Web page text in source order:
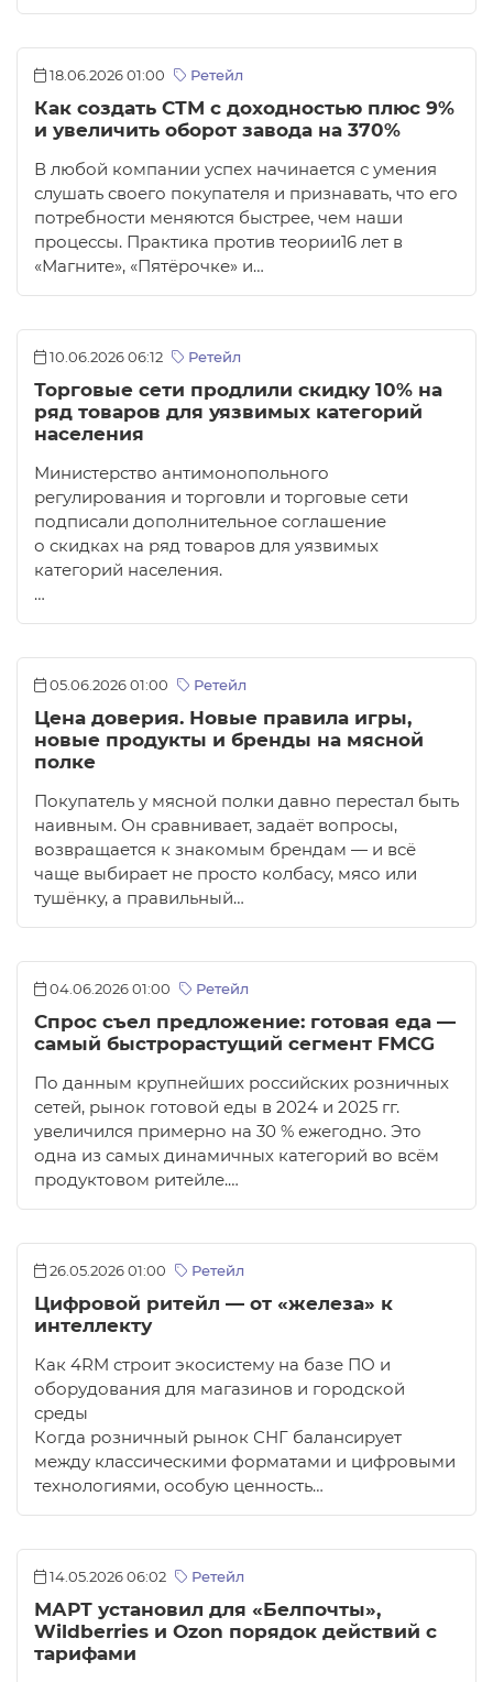
18.06.2026 01:00 Ретейл
Как создать СТМ с доходностью плюс 9%
и увеличить оборот завода на 370%
В любой компании успех начинается с умения
слушать своего покупателя и признавать, что его
потребности меняются быстрее, чем наши
процессы. Практика против теории16 лет в
«Магните», «Пятёрочке» и…
10.06.2026 06:12 Ретейл
Торговые сети продлили скидку 10% на
ряд товаров для уязвимых категорий
населения
Министерство антимонопольного
регулирования и торговли и торговые сети
подписали дополнительное соглашение
о скидках на ряд товаров для уязвимых
категорий населения.
…
05.06.2026 01:00 Ретейл
Цена доверия. Новые правила игры,
новые продукты и бренды на мясной
полке
Покупатель у мясной полки давно перестал быть
наивным. Он сравнивает, задаёт вопросы,
возвращается к знакомым брендам — и всё
чаще выбирает не просто колбасу, мясо или
тушёнку, а правильный…
04.06.2026 01:00 Ретейл
Спрос съел предложение: готовая еда —
самый быстрорастущий сегмент FMCG
По данным крупнейших российских розничных
сетей, рынок готовой еды в 2024 и 2025 гг.
увеличился примерно на 30 % ежегодно. Это
одна из самых динамичных категорий во всём
продуктовом ритейле.…
26.05.2026 01:00 Ретейл
Цифровой ритейл — от «железа» к
интеллекту
Как 4RM строит экосистему на базе ПО и
оборудования для магазинов и городской
среды
Когда розничный рынок СНГ балансирует
между классическими форматами и цифровыми
технологиями, особую ценность…
14.05.2026 06:02 Ретейл
МАРТ установил для «Белпочты»,
Wildberries и Ozon порядок действий с
тарифами